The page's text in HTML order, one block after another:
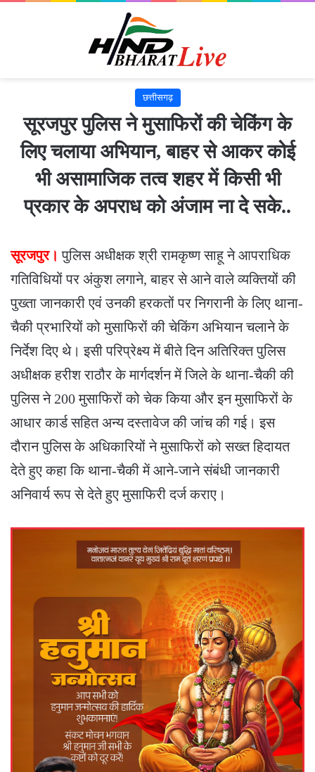
छत्तीसगढ़
सूरजपुर पुलिस ने मुसाफिरों की चेकिंग के
लिए चलाया अभियान, बाहर से आकर कोई
भी असामाजिक तत्व शहर में किसी भी
प्रकार के अपराध को अंजाम ना दे सके..
सूरजपुर। पुलिस अधीक्षक श्री रामकृष्ण साहू ने आपराधिक
गतिविधियों पर अंकुश लगाने, बाहर से आने वाले व्यक्तियों की
पुख्ता जानकारी एवं उनकी हरकतों पर निगरानी के लिए थाना-
चैकी प्रभारियों को मुसाफिरों की चेकिंग अभियान चलाने के
निर्देश दिए थे। इसी परिप्रेक्ष्य में बीते दिन अतिरिक्त पुलिस
अधीक्षक हरीश राठौर के मार्गदर्शन में जिले के थाना-चैकी की
पुलिस ने 200 मुसाफिरों को चेक किया और इन मुसाफिरों के
आधार कार्ड सहित अन्य दस्तावेज की जांच की गई। इस
दौरान पुलिस के अधिकारियों ने मुसाफिरों को सख्त हिदायत
देते हुए कहा कि थाना-चैकी में आने-जाने संबंधी जानकारी
अनिवार्य रूप से देते हुए मुसाफिरी दर्ज कराए।